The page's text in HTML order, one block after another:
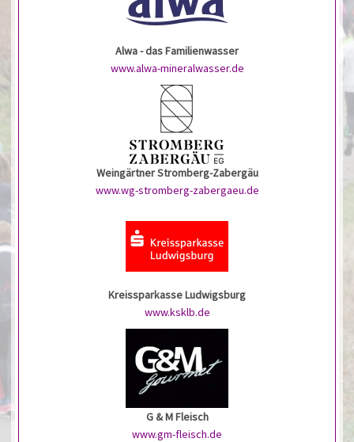
Alwa - das Familienwasser
www.alwa-mineralwasser.de
Weingärtner Stromberg-Zabergäu
www.wg-stromberg-zabergaeu.de
Kreissparkasse Ludwigsburg
www.ksklb.de
G & M Fleisch
www.gm-fleisch.de